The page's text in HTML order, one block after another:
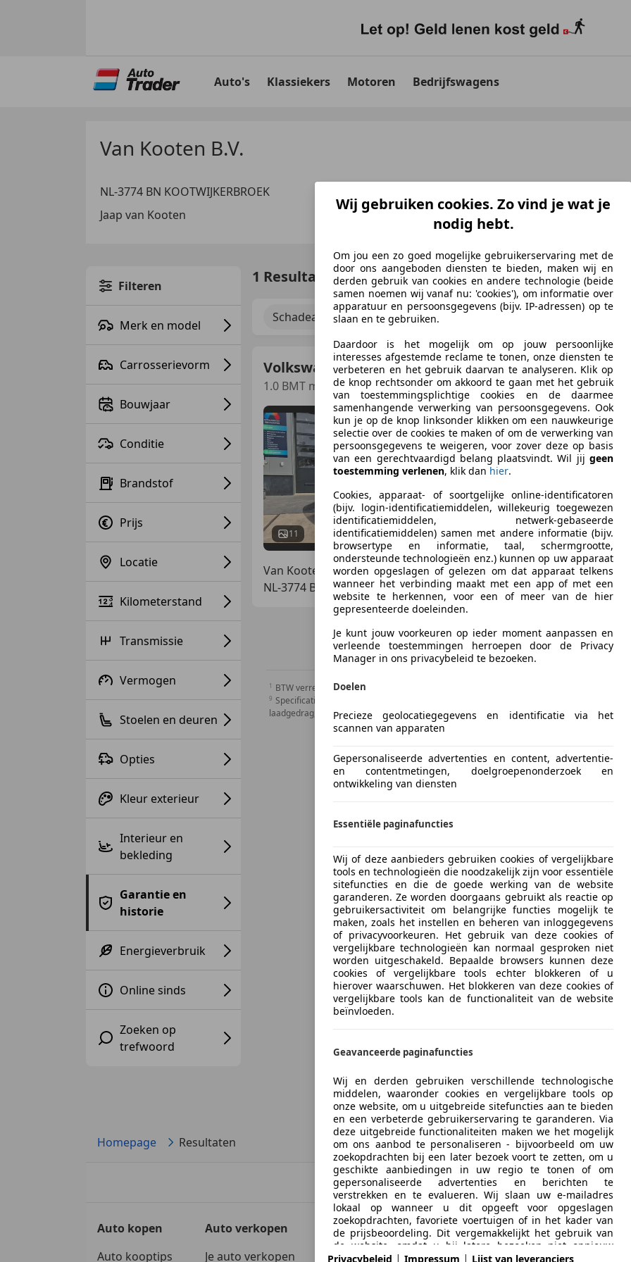
Auto's Klassiekers Motoren Bedrijfswagens
Van Kooten B.V.
NL-3774 BN KOOTWIJKERBROEK
Jaap van Kooten
Filteren
Merk en model
Carrosserievorm
Bouwjaar
Conditie
Brandstof
Prijs
Locatie
Kilometerstand
Transmissie
Vermogen
Stoelen en deuren
Opties
Kleur exterieur
Interieur en
bekleding
Garantie en
historie
Energieverbruik
Online sinds
Zoeken op
trefwoord
1 Resultatenvoor uw zoekopdracht
Schadeauto's tonen
Volkswagen up!
1.0 BMT move up airco/cv/cruise
11
€ 7.8001
01/2020 171.138 km
Van Kooten B.V.
NL-3774 BN KOOTWIJKERBROEK
Vorige 1
BTW verrekenbaar
Specificatie van de fabrikant voor nieuwe voertuigen. Afhankelijk van de kilometerstand,
laadgedrag, kan de radius van occasies aanzienlijk variëren.
Homepage Resultaten
Auto kopen
Auto kooptips
Auto verkopen
Je auto verkopen
Zakelijk
Adverteren autobedrijven
Over ons
Over ons / Contact
Wij gebruiken cookies. Zo vind je wat je
nodig hebt.
Om jou een zo goed mogelijke gebruikerservaring met de
door ons aangeboden diensten te bieden, maken wij en
derden gebruik van cookies en andere technologie (beide
samen noemen wij vanaf nu: 'cookies'), om informatie over
apparatuur en persoonsgegevens (bijv. IP-adressen) op te
slaan en te gebruiken.
Daardoor is het mogelijk om op jouw persoonlijke
interesses afgestemde reclame te tonen, onze diensten te
verbeteren en het gebruik daarvan te analyseren. Klik op
de knop rechtsonder om akkoord te gaan met het gebruik
van toestemmingsplichtige cookies en de daarmee
samenhangende verwerking van persoonsgegevens. Ook
kun je op de knop linksonder klikken om een nauwkeurige
selectie over de cookies te maken of om de verwerking van
persoonsgegevens te weigeren, voor zover deze op basis
van een gerechtvaardigd belang plaatsvindt. Wil jij geen
toestemming verlenen, klik dan hier.
Cookies, apparaat- of soortgelijke online-identificatoren
(bijv. login-identificatiemiddelen, willekeurig toegewezen
identificatiemiddelen, netwerk-gebaseerde
identificatiemiddelen) samen met andere informatie (bijv.
browsertype en informatie, taal, schermgrootte,
ondersteunde technologieën enz.) kunnen op uw apparaat
worden opgeslagen of gelezen om dat apparaat telkens
wanneer het verbinding maakt met een app of met een
website te herkennen, voor een of meer van de hier
gepresenteerde doeleinden.
Je kunt jouw voorkeuren op ieder moment aanpassen en
verleende toestemmingen herroepen door de Privacy
Manager in ons privacybeleid te bezoeken.
Doelen
Precieze geolocatiegegevens en identificatie via het
scannen van apparaten
Gepersonaliseerde advertenties en content, advertentie-
en contentmetingen, doelgroepenonderzoek en
ontwikkeling van diensten
Essentiële paginafuncties
Wij of deze aanbieders gebruiken cookies of vergelijkbare
tools en technologieën die noodzakelijk zijn voor essentiële
sitefuncties en die de goede werking van de website
garanderen. Ze worden doorgaans gebruikt als reactie op
gebruikersactiviteit om belangrijke functies mogelijk te
maken, zoals het instellen en beheren van inloggegevens
of privacyvoorkeuren. Het gebruik van deze cookies of
vergelijkbare technologieën kan normaal gesproken niet
worden uitgeschakeld. Bepaalde browsers kunnen deze
cookies of vergelijkbare tools echter blokkeren of u
hierover waarschuwen. Het blokkeren van deze cookies of
vergelijkbare tools kan de functionaliteit van de website
beïnvloeden.
Geavanceerde paginafuncties
Wij en derden gebruiken verschillende technologische
middelen, waaronder cookies en vergelijkbare tools op
onze website, om u uitgebreide sitefuncties aan te bieden
en een verbeterde gebruikerservaring te garanderen. Via
deze uitgebreide functionaliteiten maken we het mogelijk
om ons aanbod te personaliseren - bijvoorbeeld om uw
zoekopdrachten bij een later bezoek voort te zetten, om u
geschikte aanbiedingen in uw regio te tonen of om
gepersonaliseerde advertenties en berichten te
verstrekken en te evalueren. Wij slaan uw e-mailadres
lokaal op wanneer u dit opgeeft voor opgeslagen
zoekopdrachten, favoriete voertuigen of in het kader van
de prijsbeoordeling. Dit vergemakkelijkt het gebruik van
de website, omdat u bij latere bezoeken niet opnieuw
hoeft in te voeren. Met uw toestemming wordt op gebruik
Privacybeleid | Impressum | Lijst van leveranciers